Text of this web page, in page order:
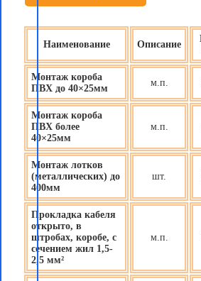
Наименование Описание
Монтаж короба
ПВХ до 40×25мм
м.п.
Монтаж короба
ПВХ более
40×25мм
м.п.
Монтаж лотков
(металлических) до
400мм
шт.
Прокладка кабеля
открыто, в
штробах, коробе, с
сечением жил 1,5-
2,5 мм²
м.п.